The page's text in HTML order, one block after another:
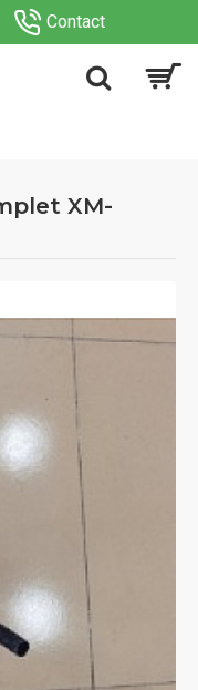
Contact
XM-